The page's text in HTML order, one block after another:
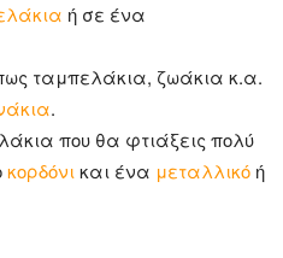
ή σε ένα
ταμπελάκια, ζωάκια κ.α.
.
που θα φτιάξεις πολύ
κορδόνικαι ένα μεταλλικό ή